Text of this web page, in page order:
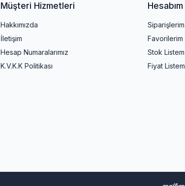
Müşteri Hizmetleri
Hakkımızda
İletişim
Hesap Numaralarımız
K.V.K.K Politikası
Hesabım
Siparişlerim
Favorilerim
Stok Listem
Fiyat Listem